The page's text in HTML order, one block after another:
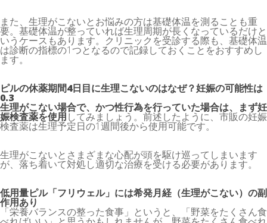
また、生理がこないとお悩みの方は基礎体温を測ることも重
要。基礎体温が整っていれば生理周期が長くなっているだけと
いうケースもあります。クリニックを受診する際も、基礎体温
は診断の指標の1つとなるので記録しておくことをおすすめし
ます。
ピルの休薬期間4日目に生理こないのはなぜ？妊娠の可能性は
0.3
生理がこない場合で、かつ性行為を行っていた場合は、まず妊
娠検査薬を使用してみましょう。前述したように、市販の妊娠
検査薬は生理予定日の1週間後から使用可能です。
生理がこないとさまざまな心配が頭を駆け巡ってしまいます
が、落ち着いて対処し適切な治療を受ける必要があります。
低用量ピル「フリウェル」には希発月経（生理がこない）の副
作用あり
「栄養バランスの整った食事」というと、「野菜をたくさん食